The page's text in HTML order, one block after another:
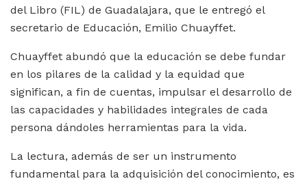
del Libro (FIL) de Guadalajara, que le entregó el
secretario de Educación, Emilio Chuayffet.
Chuayffet abundó que la educación se debe fundar
en los pilares de la calidad y la equidad que
significan, a fin de cuentas, impulsar el desarrollo de
las capacidades y habilidades integrales de cada
persona dándoles herramientas para la vida.
La lectura, además de ser un instrumento
fundamental para la adquisición del conocimiento, es